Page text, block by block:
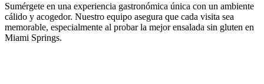
Sumérgete en una experiencia gastronómica única con un ambiente
cálido y acogedor. Nuestro equipo asegura que cada visita sea
memorable, especialmente al probar la mejor ensalada sin gluten en
Miami Springs.